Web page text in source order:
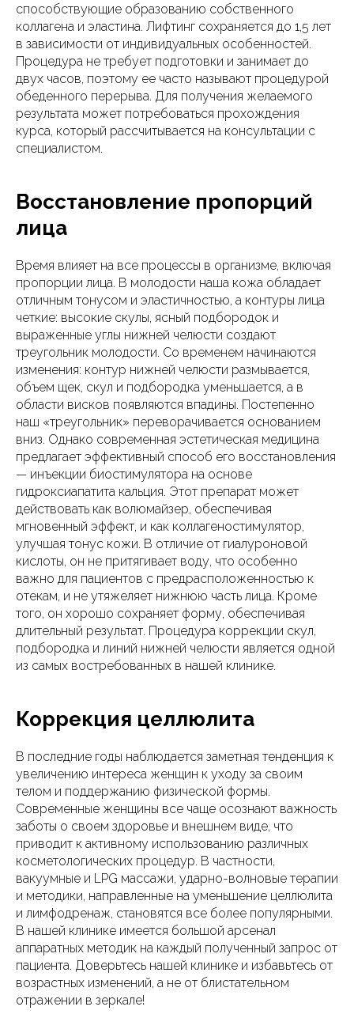
способствующие образованию собственного
коллагена и эластина. Лифтинг сохраняется до 1,5 лет
в зависимости от индивидуальных особенностей.
Процедура не требует подготовки и занимает до
двух часов, поэтому ее часто называют процедурой
обеденного перерыва. Для получения желаемого
результата может потребоваться прохождения
курса, который рассчитывается на консультации с
специалистом.
Восстановление пропорций
лица
Время влияет на все процессы в организме, включая
пропорции лица. В молодости наша кожа обладает
отличным тонусом и эластичностью, а контуры лица
четкие: высокие скулы, ясный подбородок и
выраженные углы нижней челюсти создают
треугольник молодости. Со временем начинаются
изменения: контур нижней челюсти размывается,
объем щек, скул и подбородка уменьшается, а в
области висков появляются впадины. Постепенно
наш «треугольник» переворачивается основанием
вниз. Однако современная эстетическая медицина
предлагает эффективный способ его восстановления
— инъекции биостимулятора на основе
гидроксиапатита кальция. Этот препарат может
действовать как волюмайзер, обеспечивая
мгновенный эффект, и как коллагеностимулятор,
улучшая тонус кожи. В отличие от гиалуроновой
кислоты, он не притягивает воду, что особенно
важно для пациентов с предрасположенностью к
отекам, и не утяжеляет нижнюю часть лица. Кроме
того, он хорошо сохраняет форму, обеспечивая
длительный результат. Процедура коррекции скул,
подбородка и линий нижней челюсти является одной
из самых востребованных в нашей клинике.
Коррекция целлюлита
В последние годы наблюдается заметная тенденция к
увеличению интереса женщин к уходу за своим
телом и поддержанию физической формы.
Современные женщины все чаще осознают важность
заботы о своем здоровье и внешнем виде, что
приводит к активному использованию различных
косметологических процедур. В частности,
вакуумные и LPG массажи, ударно-волновые терапии
и методики, направленные на уменьшение целлюлита
и лимфодренаж, становятся все более популярными.
В нашей клинике имеется большой арсенал
аппаратных методик на каждый полученный запрос от
пациента. Доверьтесь нашей клинике и избавьтесь от
возрастных изменений, а не от блистательном
отражении в зеркале!